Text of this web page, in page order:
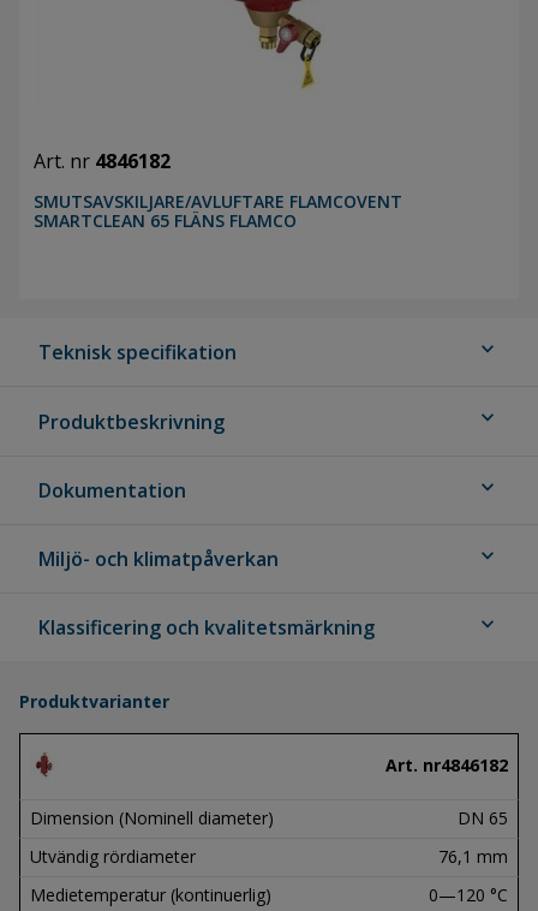
Art. nr 4846182
SMUTSAVSKILJARE/AVLUFTARE FLAMCOVENT
SMARTCLEAN 65 FLÄNS FLAMCO
Teknisk specifikation expand_more
Produktbeskrivning expand_more
Dokumentation expand_more
Miljö- och klimatpåverkan expand_more
Klassificering och kvalitetsmärkning expand_more
Produktvarianter
Art. nr4846182
Dimension (Nominell diameter)
DN 65
Utvändig rördiameter
76,1 mm
Medietemperatur (kontinuerlig)
0—120 °C